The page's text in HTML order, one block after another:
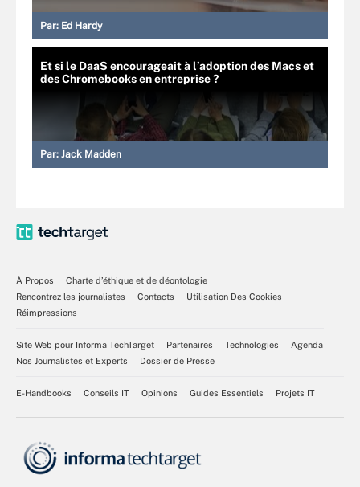
Par: Ed Hardy
Et si le DaaS encourageait à l’adoption des Macs et
des Chromebooks en entreprise ?
Par: Jack Madden
À Propos
Charte d’éthique et de déontologie
Rencontrez les journalistes
Contacts
Utilisation Des Cookies
Réimpressions
Site Web pour Informa TechTarget Partenaires Technologies
Agenda
Nos Journalistes et Experts
Dossier de Presse
E-Handbooks Conseils IT Opinions Guides Essentiels Projets IT